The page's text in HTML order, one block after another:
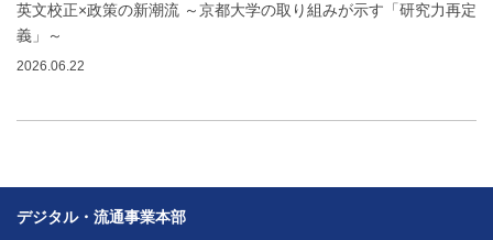
英文校正×政策の新潮流 ～京都大学の取り組みが示す「研究力再定
義」～
2026.06.22
デジタル・流通事業本部